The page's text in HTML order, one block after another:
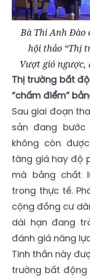
Bà Thi Anh Đào
hội thảo “Thị
Vượt gió ngược,
Thị trường bất
“chấm điểm”
Sau giai đoạn
sản đang
không còn
tăng giá hay độ
mà bằng chất
trong thực tế.
cộng đồng cư
dài hạn đang
đánh giá năng
Tinh thần này
trường bất động